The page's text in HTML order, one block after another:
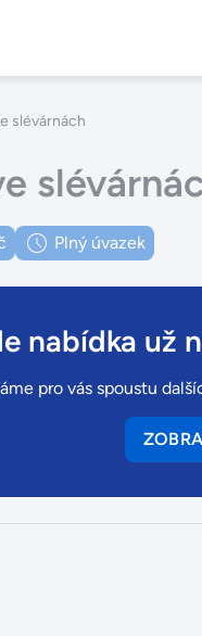
slévárnách
Plný úvazek
nabídka už
pro vás spoustu